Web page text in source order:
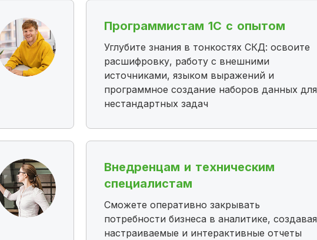
Программистам 1С с опытом
Углубите знания в тонкостях СКД: освоите
расшифровку, работу с внешними
источниками, языком выражений и
программное создание наборов данных для
нестандартных задач
Внедренцам и техническим
специалистам
Сможете оперативно закрывать
потребности бизнеса в аналитике, создавая
настраиваемые и интерактивные отчеты